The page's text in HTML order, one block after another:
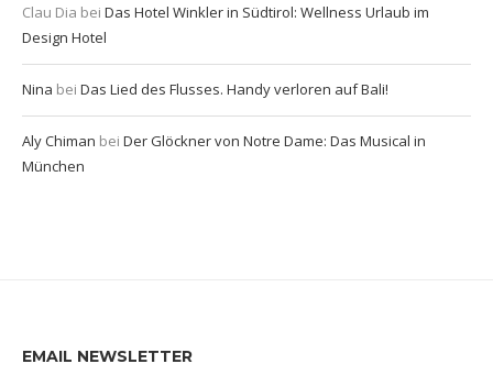
Clau Dia bei Das Hotel Winkler in Südtirol: Wellness Urlaub im
Design Hotel
Nina bei Das Lied des Flusses. Handy verloren auf Bali!
Aly Chiman bei Der Glöckner von Notre Dame: Das Musical in
München
EMAIL NEWSLETTER